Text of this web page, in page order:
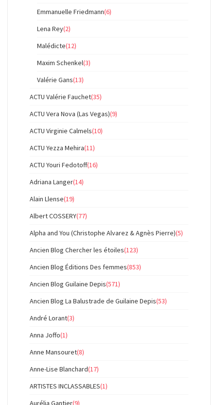
Emmanuelle Friedmann(6)
Lena Rey(2)
Malédicte(12)
Maxim Schenkel(3)
Valérie Gans(13)
ACTU Valérie Fauchet(35)
ACTU Vera Nova (Las Vegas)(9)
ACTU Virginie Calmels(10)
ACTU Yezza Mehira(11)
ACTU Youri Fedotoff(16)
Adriana Langer(14)
Alain Llense(19)
Albert COSSERY(77)
Alpha and You (Christophe Alvarez & Agnès Pierre)(5)
Ancien Blog Chercher les étoiles(123)
Ancien Blog Éditions Des femmes(853)
Ancien Blog Guilaine Depis(571)
Ancien Blog La Balustrade de Guilaine Depis(53)
André Lorant(3)
Anna Joffo(1)
Anne Mansouret(8)
Anne-Lise Blanchard(17)
ARTISTES INCLASSABLES(1)
Aurélia Gantier(9)